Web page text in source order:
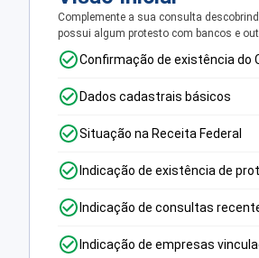
Complemente a sua consulta
possui algum protesto com bancos e
Confirmação de existência do
Dados cadastrais básicos
Situação na Receita Federal
Indicação de existência de
Indicação de consultas
Indicação de empresas